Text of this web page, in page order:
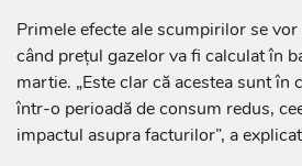
Primele efecte ale scumpirilor se
când prețul gazelor va fi calculat în
martie. „Este clar că acestea sunt în
într-o perioadă de consum redus,
impactul asupra facturilor”, a